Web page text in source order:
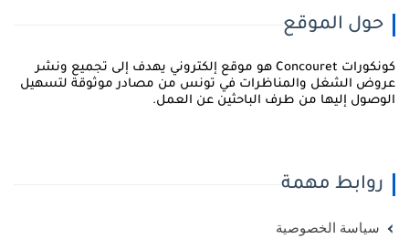
حول الموقع
كونكورات Concouret هو موقع إلكتروني يهدف إلى تجميع ونشر
الشغل والمناظرات في تونس من مصادر موثوقة لتسهيل
إليها من طرف الباحثين عن العمل.
روابط مهمة
سياسة الخصوصية